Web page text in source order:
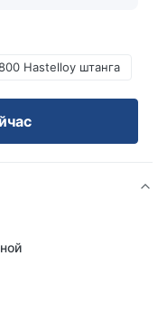
Hastelloy штанга